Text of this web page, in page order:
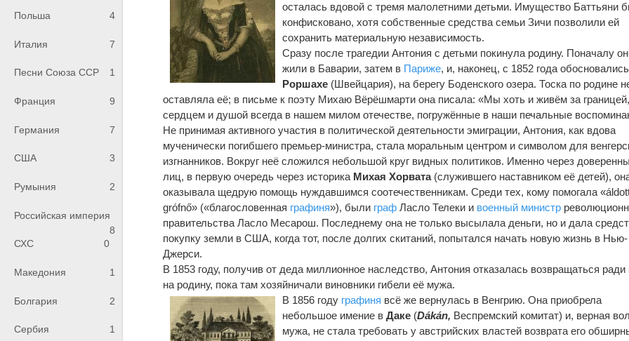
Польша 4
Италия 7
Песни Союза ССР 1
Франция 9
Германия 7
США 3
Румыния 2
Российская империя
8
СХС
0
Македония 1
Болгария 2
Сербия 1
осталась вдовой с тремя малолетними детьми. Имущество Баттьяни
конфисковано, хотя собственные средства семьи Зичи позволили ей
сохранить материальную независимость.
Сразу после трагедии Антония с детьми покинула родину. Поначалу
жили в Баварии, затем в Париже, и, наконец, с 1852 года
Роршахе (Швейцария), на берегу Боденского озера. Тоска по родине
оставляла её; в письме к поэту Михаю Вёрёшмарти она писала: «Мы хоть и живём за
сердцем и душой всегда в нашем милом отечестве, погружённые в наши печальные
Не принимая активного участия в политической деятельности эмиграции, Антония, как вдова
мученически погибшего премьер-министра, стала моральным центром и символом для
изгнанников. Вокруг неё сложился небольшой круг видных политиков. Именно через
лиц, в первую очередь через историка Михая Хорвата(служившего наставником её детей),
оказывала щедрую помощь нуждавшимся соотечественникам. Среди тех, кому помогала
grófnő» («благословенная графиня»), были граф Ласло Телеки и военный министр
правительства Ласло Месарош. Последнему она не только высылала деньги, но и дала
покупку земли в США, когда тот, после долгих скитаний, попытался начать новую жизнь в Нью-
Джерси.
В 1853 году, получив от деда миллионное наследство, Антония отказалась возвращаться ради
на родину, пока там хозяйничали виновники гибели её мужа.
В 1856 году графиня всё же вернулась в Венгрию. Она приобрела
небольшое имение вДаке (Dákán, Веспремский комитат) и, верная
мужа, не стала требовать у австрийских властей возврата его